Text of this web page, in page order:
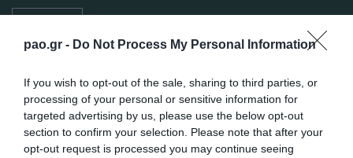
pao.gr - Do Not Process My Personal Information
If you wish to opt-out of the sale, sharing to third parties, or
processing of your personal or sensitive information for
targeted advertising by us, please use the below opt-out
section to confirm your selection. Please note that after your
opt-out request is processed you may continue seeing